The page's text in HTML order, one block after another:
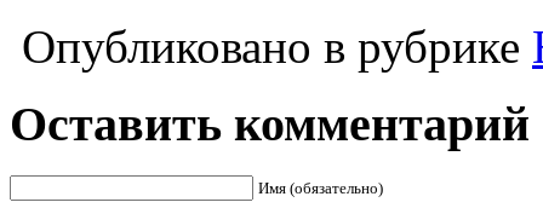
Опубликовано в рубрике
Оставить комментарий
Имя (обязательно)